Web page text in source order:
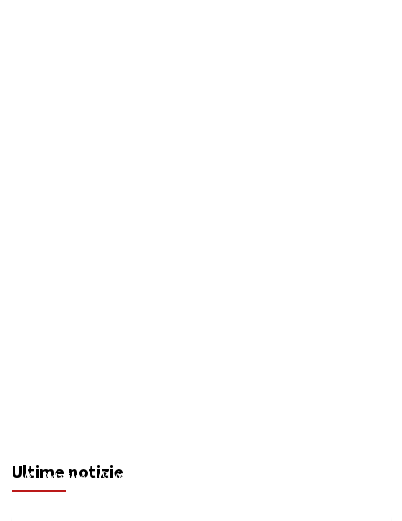
Ultime notizie
Redazione 09/08/2026